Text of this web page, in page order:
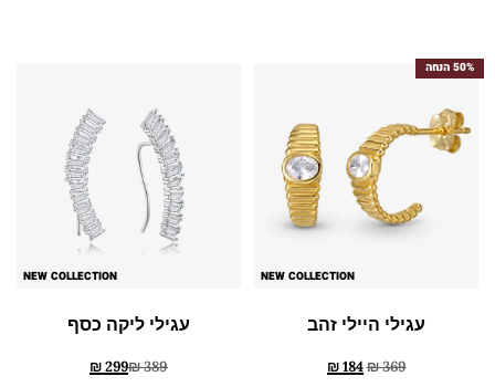
50% הנחה
NEW COLLECTION
עגילי היילי זהב
₪369
₪184
NEW COLLECTION
עגילי ליקה כסף
₪389
₪299